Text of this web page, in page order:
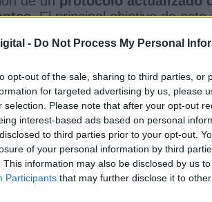
- Do Not Process My Personal
opt-out of the sale, sharing to third parties, or
for targeted advertising by us, please
selection. Please note that after your opt-out
interest-based ads based on personal
to third parties prior to your opt-out.
of your personal information by third
This information may also be disclosed by us
Participants that may further disclose it to
El principal objetivo de este
precoz
y reforzar la
testimonios y evitando
del Ministerio la
solas, sinoacompañadas de
sexo a la sociedad y al
de riesgos.